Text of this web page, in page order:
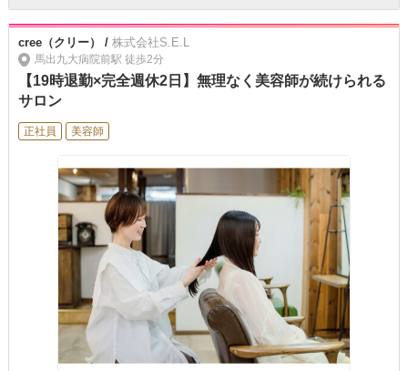
cree（クリー） / 株式会社S.E.L
馬出九大病院前駅 徒歩2分
【19時退勤×完全週休2日】無理なく美容師が続けられる
サロン
正社員 美容師